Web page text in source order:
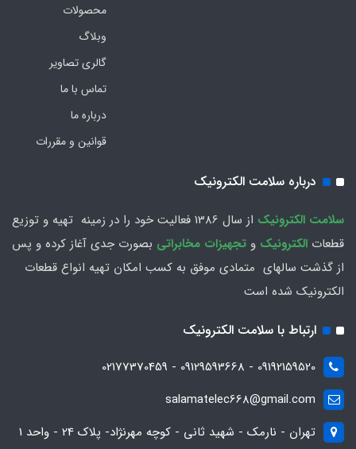
محصولات
وبلاگ
گالری تصاویر
تماس با ما
درباره ما
قوانین و مقررات
درباره سلامت الکترونیک
سلامت الكترونيك
از سال 1386 فعاليت خود را در زمينه تهيه و توزیع
قطعات الکترونیک و تجهیزات مخابراتی بصورت جدي آغاز كرده و پس
از گذشت سالهاي متمادي موفق به کسب امکان تهیه انواع قطعات
الکترونیک شده است
ارتباط با سلامت الکترونیک
09192159520 - 09129593668 - 02177370459
salamatelec668@gmail.com
تهران - نارمک - شهید ثانی - کوچه مهرنژاد- پلاک 24 - واحد 1